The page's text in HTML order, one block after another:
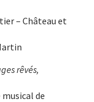
– Château et
rêvés,
de